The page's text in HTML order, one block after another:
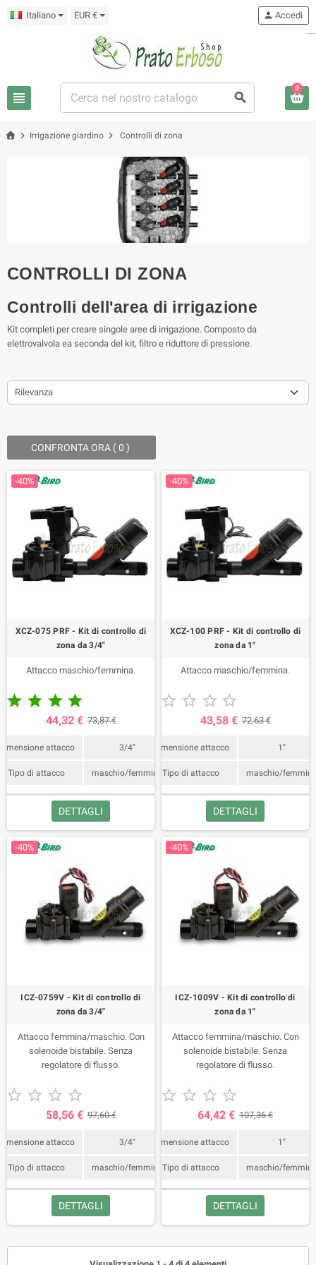
Italiano EUR €
view_headline search
person Accedi
0
chevron_right Irrigazione giardino chevron_right Controlli di zona
CONTROLLI DI ZONA
Controlli dell'area di irrigazione
Kit completi per creare singole aree di irrigazione. Composto da
elettrovalvola ea seconda del kit, filtro e riduttore di pressione.
Rilevanza
CONFRONTA ORA (0) ‎
-40%
XCZ-075 PRF - Kit di controllo di
zona da 3/4"
Attacco maschio/femmina.
   
44,32 € 73,87 €
attacco 3/4"
Tipo di attacco maschio/femmina
DETTAGLI
-40%
XCZ-100 PRF - Kit di controllo di
zona da 1"
Attacco maschio/femmina.
   
43,58 € 72,63 €
Dimensione attacco 1"
Tipo di attacco maschio/
DETTAGLI
-40%
ICZ-0759V - Kit di controllo di
zona da 3/4"
Attacco femmina/maschio. Con
solenoide bistabile. Senza
regolatore di flusso.
   
58,56 € 97,60 €
attacco 3/4"
Tipo di attacco maschio/femmina
DETTAGLI
-40%
ICZ-1009V - Kit di controllo di
zona da 1"
Attacco femmina/maschio. Con
solenoide bistabile. Senza
regolatore di flusso.
   
64,42 € 107,36 €
Dimensione attacco 1"
Tipo di attacco maschio/
DETTAGLI